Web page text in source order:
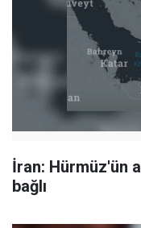
İran: Hürmüz'ün
bağlı